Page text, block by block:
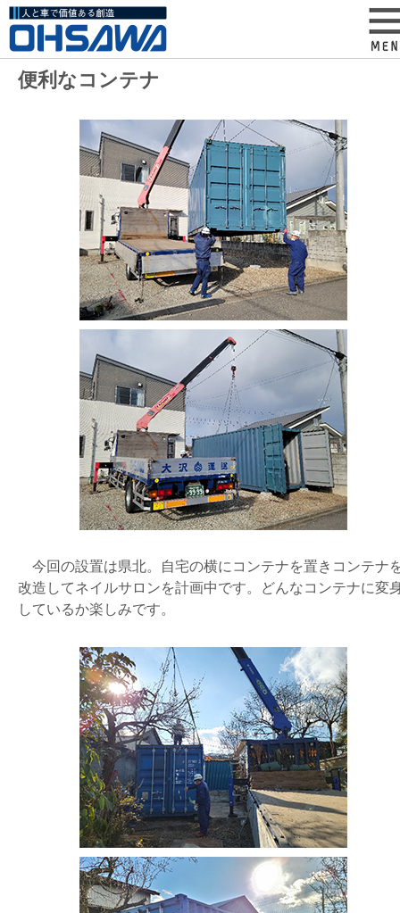
便利なコンテナ
今回の設置は県北。自宅の横にコンテナを置きコンテナ
改造してネイルサロンを計画中です。どんなコンテナに変
しているか楽しみです。